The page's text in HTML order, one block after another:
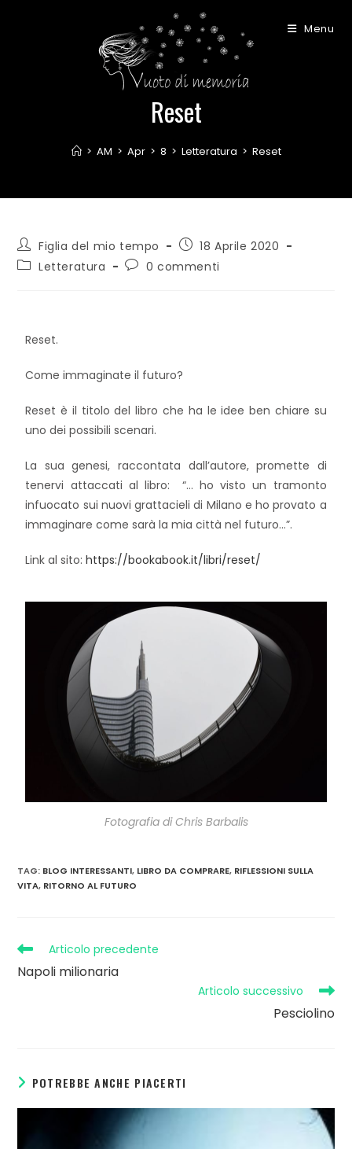
Menu
Reset
> AM > Apr > 8 > Letteratura > Reset
Figlia del mio tempo
18 Aprile 2020
Letteratura
0 commenti
Reset.
Come immaginate il futuro?
Reset è il titolo del libro che ha le idee ben chiare su
uno dei possibili scenari.
La sua genesi, raccontata dall’autore, promette di
tenervi attaccati al libro: “… ho visto un tramonto
infuocato sui nuovi grattacieli di Milano e ho provato a
immaginare come sarà la mia città nel futuro…”.
Link al sito:https://bookabook.it/libri/reset/
Fotografia di Chris Barbalis
TAG: BLOG INTERESSANTI, LIBRO DA COMPRARE, RIFLESSIONI SULLA
VITA, RITORNO AL FUTURO
Articolo precedente
Napoli milionaria
Articolo successivo
Pesciolino
POTREBBE ANCHE PIACERTI